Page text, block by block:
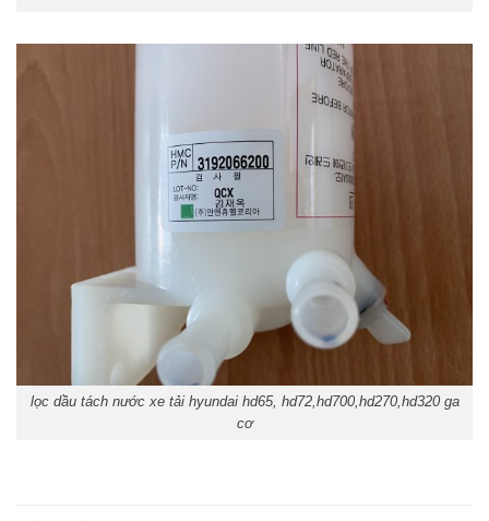
lọc dầu tách nước xe tải hyundai hd65, hd72,hd700,hd270,hd320 ga
cơ